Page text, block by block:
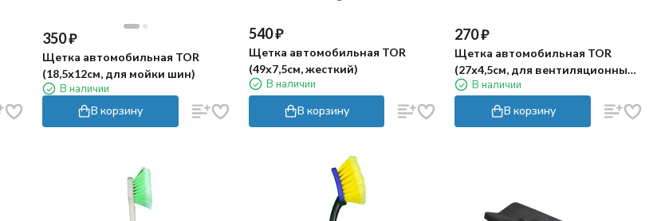
350₽
Щетка автомобильная TOR
(18,5х12см, для мойки шин)
В наличии
В корзину
540₽
Щетка автомобильная TOR
(49х7,5см, жесткий)
В наличии
В корзину
270₽
Щетка автомобильная TOR
(27х4,5см, для вентиляционных
отверстий)
В наличии
В корзину